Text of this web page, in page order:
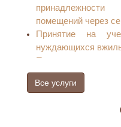
помещений через
Принятие на
нуждающихся
Прием заявки
присоединение
исключением
мощность
Все услуги